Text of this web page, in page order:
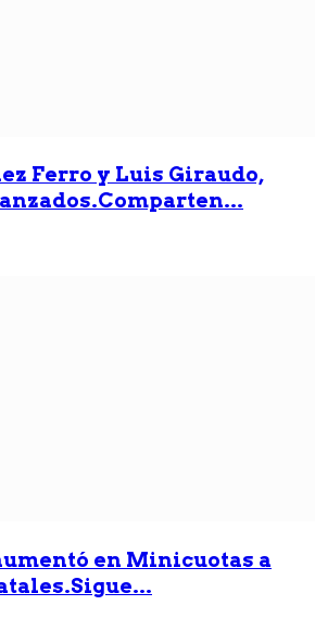
Ferro y Luis Giraudo,
en Minicuotas a